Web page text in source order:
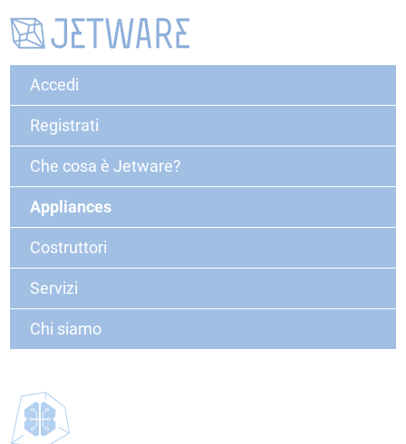
Accedi
Registrati
Che cosa è Jetware?
Appliances
Costruttori
Servizi
Chi siamo